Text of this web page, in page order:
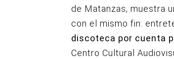
de Matanzas, muestra
con el mismo fin:
discoteca por cuenta
Centro Cultural